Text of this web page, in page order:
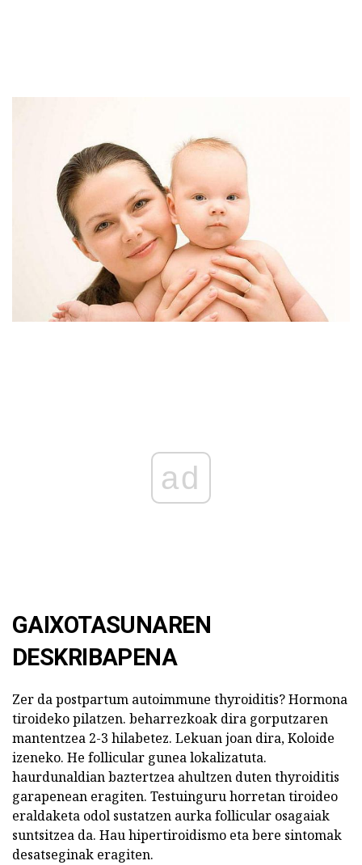
ad
GAIXOTASUNAREN
DESKRIBAPENA
Zer da postpartum autoimmune thyroiditis? Hormona
tiroideko pilatzen. beharrezkoak dira gorputzaren
mantentzea 2-3 hilabetez. Lekuan joan dira, Koloide
izeneko. He follicular gunea lokalizatuta.
haurdunaldian baztertzea ahultzen duten thyroiditis
garapenean eragiten. Testuinguru horretan tiroideo
eraldaketa odol sustatzen aurka follicular osagaiak
suntsitzea da. Hau hipertiroidismo eta bere sintomak
desatseginak eragiten.